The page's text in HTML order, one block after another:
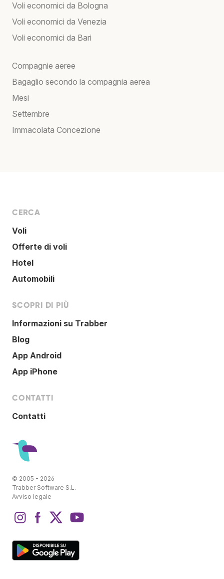
Voli economici da Bologna
Voli economici da Venezia
Voli economici da Bari
Compagnie aeree
Bagaglio secondo la compagnia aerea
Mesi
Settembre
Immacolata Concezione
CERCA
Voli
Offerte di voli
Hotel
Automobili
SCOPRI DI PIÙ
Informazioni su Trabber
Blog
App Android
App iPhone
CONTATTI
Contatti
© 2005 - 2026
Trabber Software S.L.
Avviso legale